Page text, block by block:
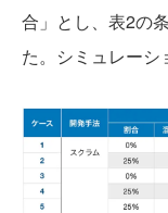
合」とし、表2の
た。シミュレーシ